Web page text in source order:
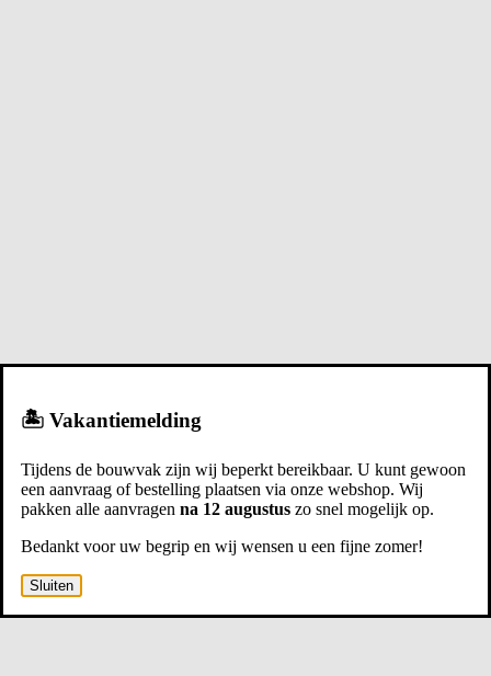
🏝️ Vakantiemelding
Tijdens de bouwvak zijn wij beperkt bereikbaar. U kunt gewoon
een aanvraag of bestelling plaatsen via onze webshop. Wij
pakken alle aanvragen na 12 augustus zo snel mogelijk op.
Bedankt voor uw begrip en wij wensen u een fijne zomer!
Sluiten